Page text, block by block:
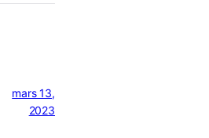
mars 13,
2023